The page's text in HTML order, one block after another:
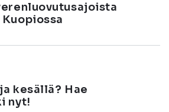
kesällä? Hae
nyt!